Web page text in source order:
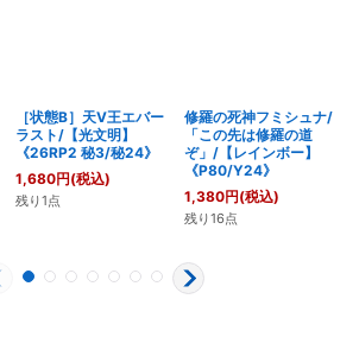
［状態B］天V王エバー
ラスト/【光文明】
《26RP2 秘3/秘24》
1,680円(税込)
残り1点
修羅の死神フミシュナ/
「この先は修羅の道
ぞ」/【レインボー】
《P80/Y24》
1,380円(税込)
残り16点